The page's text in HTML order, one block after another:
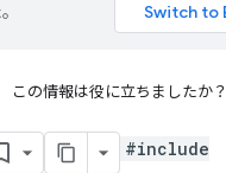
この情報は役に立ちましたか？
#include